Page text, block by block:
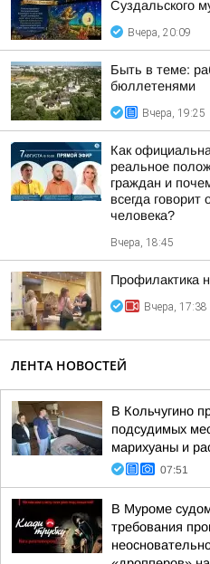
Суздальского
Вчера, 20:09
Быть в теме:
бюллетенями
Вчера, 19:25
Как
реальное
граждан и
всегда
человека?
Вчера, 18:45
Профилактика
Вчера, 17:38
ЛЕНТА НОВОСТЕЙ
В Кольчугино
подсудимых
марихуаны и
07:51
В Муроме
требования